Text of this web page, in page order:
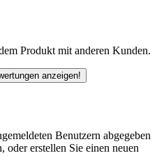
Produkt mit anderen Kunden.
anzeigen!
Benutzern abgegeben
erstellen Sie einen neuen